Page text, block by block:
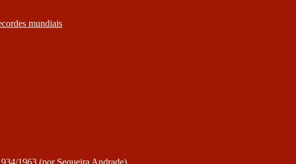
mundiais
1963 (por Sequeira Andrade)